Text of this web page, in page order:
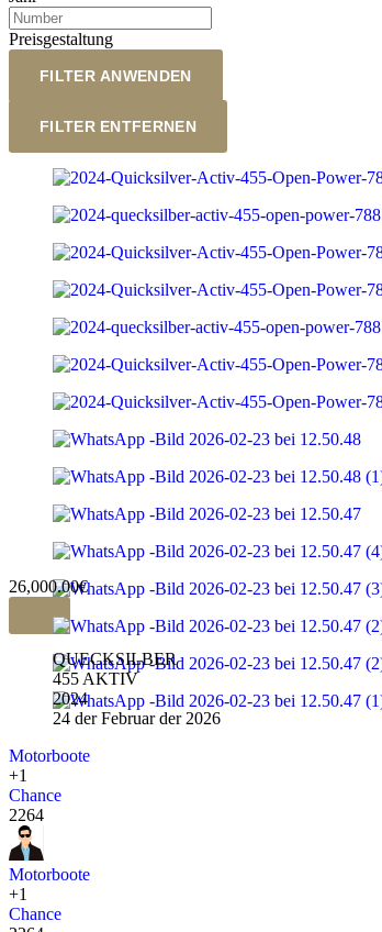
Preisgestaltung
FILTER ANWENDEN
FILTER ENTFERNEN
26,000.00€
QUECKSILBER
455 AKTIV
2024
24 der Februar der 2026
Motorboote
+1
Chance
2264
Motorboote
+1
Chance